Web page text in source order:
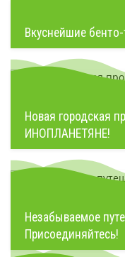
Вкуснейшие
Новая городская
ИНОПЛАНЕТЯНЕ!
Незабываемое
Присоединяйтесь!